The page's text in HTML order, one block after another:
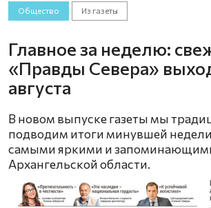
Общество Из газеты
Главное за неделю:
«Правды Севера»
августа
В новом выпуске газеты мы
подводим итоги минувшей
самыми яркими и
Архангельской области.